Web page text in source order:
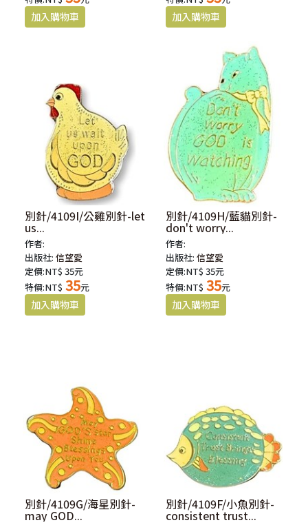
別針/4109I/公雞別針-let
us...
作者:
出版社:信望愛
定價:NT$ 35元
特價:NT$ 35元
別針/4109H/藍貓別針-
don't worry...
作者:
出版社:信望愛
定價:NT$ 35元
特價:NT$ 35元
別針/4109G/海星別針-
may GOD...
別針/4109F/小魚別針-
consistent trust...